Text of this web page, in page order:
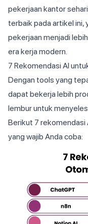
pekerjaan kantor
terbaik pada artikel ini,
pekerjaan menjadi
era kerja modern.
7 Rekomendasi AI
Dengan tools yang
dapat bekerja lebih
lembur untuk
Berikut 7
yang wajib Anda coba: